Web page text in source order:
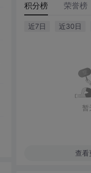
积分榜 荣誉榜
近7日 近30日
暂
查看